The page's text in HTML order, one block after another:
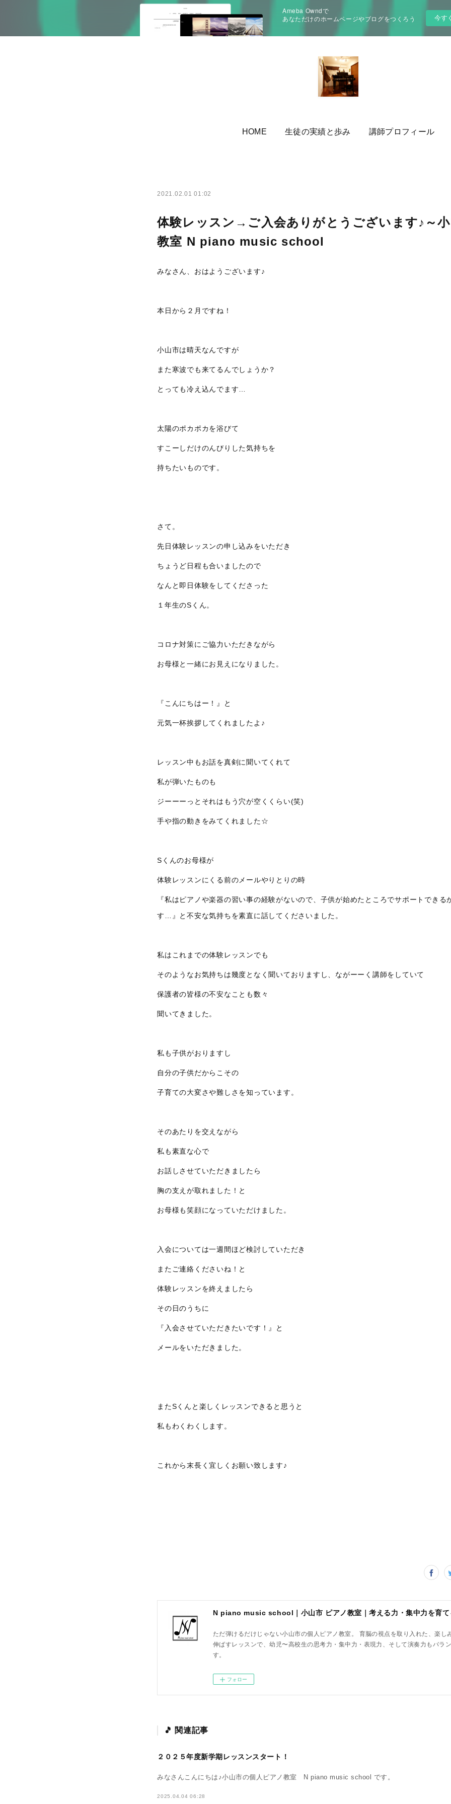
Ameba Owndで
あなただけのホームページやブログをつくろう
今す
HOME 生徒の実績と歩み 講師プロフィール
2021.02.01 01:02
体験レッスン→ご入会ありがとうございます♪～小
教室 N piano music school
みなさん、おはようございます♪
本日から２月ですね！
小山市は晴天なんですが
また寒波でも来てるんでしょうか？
とっても冷え込んでます…
太陽のポカポカを浴びて
すこーしだけのんびりした気持ちを
持ちたいものです。
さて。
先日体験レッスンの申し込みをいただき
ちょうど日程も合いましたので
なんと即日体験をしてくださった
１年生のSくん。
コロナ対策にご協力いただきながら
お母様と一緒にお見えになりました。
『こんにちはー！』と
元気一杯挨拶してくれましたよ♪
レッスン中もお話を真剣に聞いてくれて
私が弾いたものも
ジーーーっとそれはもう穴が空くくらい(笑)
手や指の動きをみてくれました☆
Sくんのお母様が
体験レッスンにくる前のメールやりとりの時
『私はピアノや楽器の習い事の経験がないので、子供が始めたところでサポートできる
す…』と不安な気持ちを素直に話してくださいました。
私はこれまでの体験レッスンでも
そのようなお気持ちは幾度となく聞いておりますし、ながーーく講師をしていて
保護者の皆様の不安なことも数々
聞いてきました。
私も子供がおりますし
自分の子供だからこその
子育ての大変さや難しさを知っています。
そのあたりを交えながら
私も素直な心で
お話しさせていただきましたら
胸の支えが取れました！と
お母様も笑顔になっていただけました。
入会については一週間ほど検討していただき
またご連絡くださいね！と
体験レッスンを終えましたら
その日のうちに
『入会させていただきたいです！』と
メールをいただきました。
またSくんと楽しくレッスンできると思うと
私もわくわくします。
これから末長く宜しくお願い致します♪
ただ弾けるだけじゃない小山市の個人ピアノ教室。 育脳の視点を取り入れた、楽し
伸ばすレッスンで、幼児〜高校生の思考力・集中力・表現力、そして演奏力もバラ
す。
フォロー
関連記事
２０２５年度新学期レッスンスタート！
みなさんこんにちは♪小山市の個人ピアノ教室 N piano music school です。
2025.04.04 06:28